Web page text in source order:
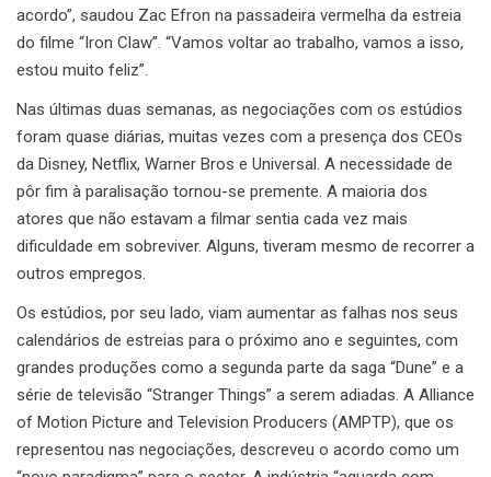
acordo”, saudou Zac Efron na passadeira vermelha da estreia
do filme “Iron Claw”. “Vamos voltar ao trabalho, vamos a isso,
estou muito feliz”.
Nas últimas duas semanas, as negociações com os estúdios
foram quase diárias, muitas vezes com a presença dos CEOs
da Disney, Netflix, Warner Bros e Universal. A necessidade de
pôr fim à paralisação tornou-se premente. A maioria dos
atores que não estavam a filmar sentia cada vez mais
dificuldade em sobreviver. Alguns, tiveram mesmo de recorrer a
outros empregos.
Os estúdios, por seu lado, viam aumentar as falhas nos seus
calendários de estreias para o próximo ano e seguintes, com
grandes produções como a segunda parte da saga “Dune” e a
série de televisão “Stranger Things” a serem adiadas. A Alliance
of Motion Picture and Television Producers (AMPTP), que os
representou nas negociações, descreveu o acordo como um